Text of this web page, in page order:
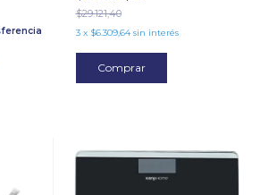
$29.121,40
3 x $6.309,64 sin interés
Comprar